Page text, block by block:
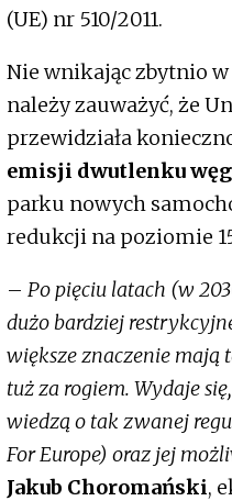
(UE) nr 510/2011.
Nie wnikając zbytnio
należy zauważyć, że
przewidziała
emisji dwutlenku
parku nowych
redukcji na poziomie
– Po pięciu latach (w
dużo bardziej
większe znaczenie mają
tuż za rogiem. Wydaje
wiedzą o tak zwanej
For Europe) oraz jej
Jakub Choromański,